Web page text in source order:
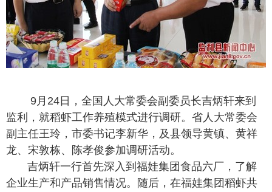
9月24日，全国人大常委会副委员长吉炳轩来到
监利，就稻虾工作养殖模式进行调研。省人大常委会
副主任王玲，市委书记李新华，及县领导黄镇、黄祥
龙、宋敦栋、陈孝俊参加调研活动。
吉炳轩一行首先深入到福娃集团食品六厂，了解
企业生产和产品销售情况。随后，在福娃集团稻虾共